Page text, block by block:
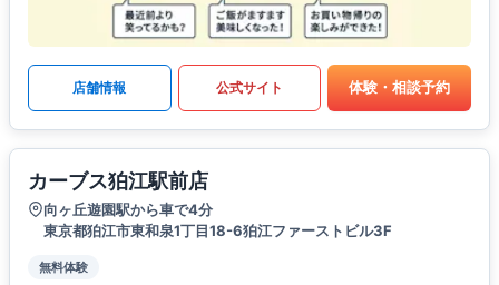
店舗情報 公式サイト 体験・相談予約
カーブス狛江駅前店
向ヶ丘遊園駅から車で4分
東京都狛江市東和泉1丁目18-6狛江ファーストビル3F
無料体験